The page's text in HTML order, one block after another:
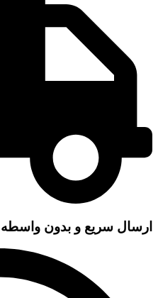
ارسال سریع و بدون واسطه